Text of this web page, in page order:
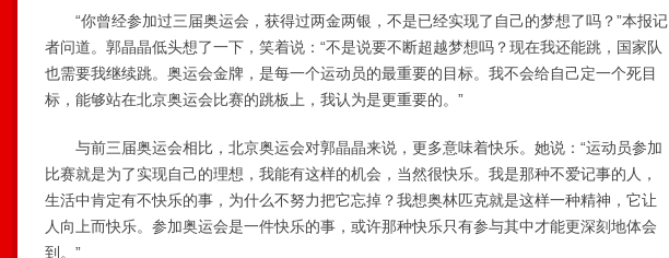
“你曾经参加过三届奥运会，获得过两金两银，不是已经实现了自己的梦想了吗？”本报记
者问道。郭晶晶低头想了一下，笑着说：“不是说要不断超越梦想吗？现在我还能跳，国家队
也需要我继续跳。奥运会金牌，是每一个运动员的最重要的目标。我不会给自己定一个死目
标，能够站在北京奥运会比赛的跳板上，我认为是更重要的。”
与前三届奥运会相比，北京奥运会对郭晶晶来说，更多意味着快乐。她说：“运动员参加
比赛就是为了实现自己的理想，我能有这样的机会，当然很快乐。我是那种不爱记事的人，
生活中肯定有不快乐的事，为什么不努力把它忘掉？我想奥林匹克就是这样一种精神，它让
人向上而快乐。参加奥运会是一件快乐的事，或许那种快乐只有参与其中才能更深刻地体会
到。”